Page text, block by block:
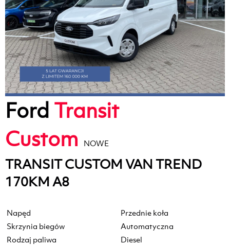
Ford Transit
Custom
NOWE
TRANSIT CUSTOM VAN TREND
170KM A8
Napęd
Przednie koła
Skrzynia biegów
Automatyczna
Rodzaj paliwa
Diesel